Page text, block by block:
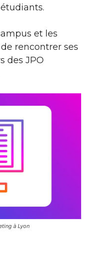
et les
rencontrer ses
des JPO
à Lyon